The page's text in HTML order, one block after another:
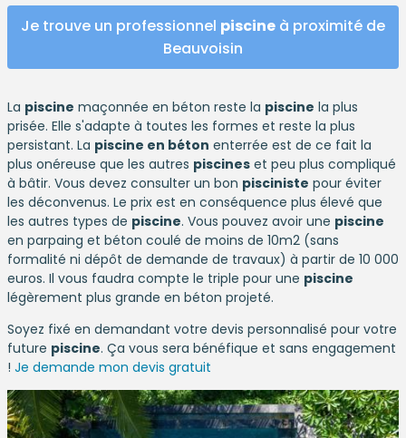
Je trouve un professionnel piscine à proximité de
Beauvoisin
La piscine maçonnée en béton reste la piscine la plus
prisée. Elle s'adapte à toutes les formes et reste la plus
persistant. La piscine en béton enterrée est de ce fait la
plus onéreuse que les autres piscines et peu plus compliqué
à bâtir. Vous devez consulter un bon pisciniste pour éviter
les déconvenus. Le prix est en conséquence plus élevé que
les autres types de piscine. Vous pouvez avoir une piscine
en parpaing et béton coulé de moins de 10m2 (sans
formalité ni dépôt de demande de travaux) à partir de 10 000
euros. Il vous faudra compte le triple pour une piscine
légèrement plus grande en béton projeté.
Soyez fixé en demandant votre devis personnalisé pour votre
future piscine. Ça vous sera bénéfique et sans engagement
! Je demande mon devis gratuit